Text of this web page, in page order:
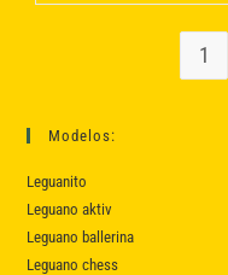
Naturales
Para
Aliviar1
Modelos:
Leguanito
Leguano aktiv
Leguano ballerina
Leguano chess